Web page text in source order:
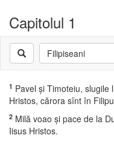
Capitolul 1
Filipiseani
1 Pavel şi Timoteiu,
Hristos, cărora sînt în
2 Milă voao şi pace de la
Iisus Hristos.